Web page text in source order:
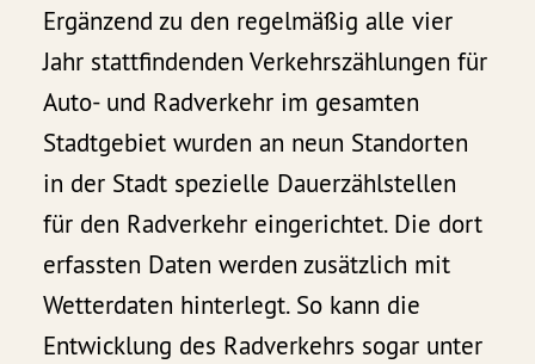
Ergänzend zu den regelmäßig alle vier
Jahr stattfindenden Verkehrszählungen für
Auto- und Radverkehr im gesamten
Stadtgebiet wurden an neun Standorten
in der Stadt spezielle Dauerzählstellen
für den Radverkehr eingerichtet. Die dort
erfassten Daten werden zusätzlich mit
Wetterdaten hinterlegt. So kann die
Entwicklung des Radverkehrs sogar unter